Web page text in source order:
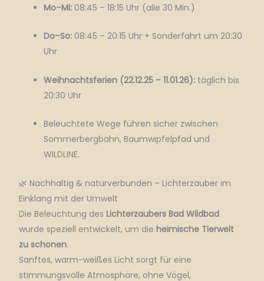
Mo–Mi:08:45 – 18:15 Uhr (alle 30 Min.)
Do–So:08:45 – 20:15 Uhr + Sonderfahrt um 20:30
Uhr
Weihnachtsferien (22.12.25 – 11.01.26):täglich bis
20:30 Uhr
Beleuchtete Wege führen sicher zwischen
Sommerbergbahn, Baumwipfelpfad und
WILDLINE.
🌿 Nachhaltig & naturverbunden – Lichterzauber im
Einklang mit der Umwelt
Die Beleuchtung des Lichterzaubers Bad Wildbad
wurde speziell entwickelt, um die heimische Tierwelt
zu schonen.
Sanftes, warm-weißes Licht sorgt für eine
stimmungsvolle Atmosphäre, ohne Vögel,